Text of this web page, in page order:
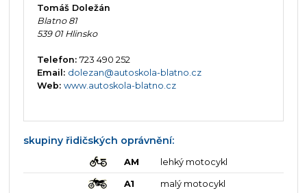
Tomáš Doležán
Blatno 81
539 01 Hlinsko
Telefon: 723 490 252
Email: dolezan@autoskola-blatno.cz
Web: www.autoskola-blatno.cz
skupiny řidičských oprávnění:
AM lehký motocykl
A1 malý motocykl